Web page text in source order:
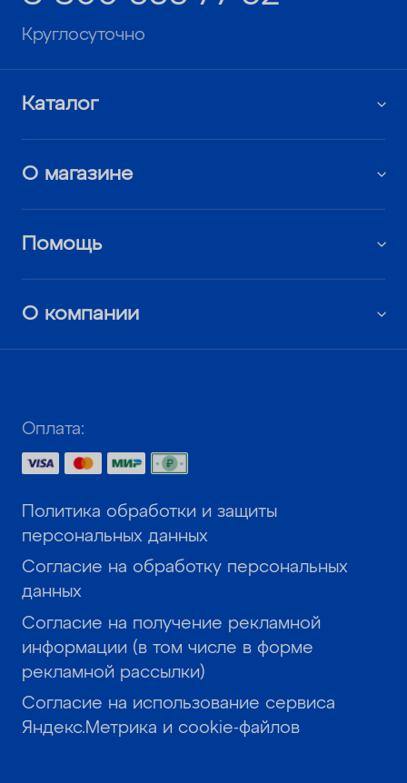
Круглосуточно
Каталог
О магазине
Помощь
О компании
Оплата:
Политика обработки и защиты
персональных данных
Согласие на обработку персональных
данных
Согласие на получение рекламной
информации (в том числе в форме
рекламной рассылки)
Согласие на использование сервиса
Яндекс.Метрика и cookie-файлов